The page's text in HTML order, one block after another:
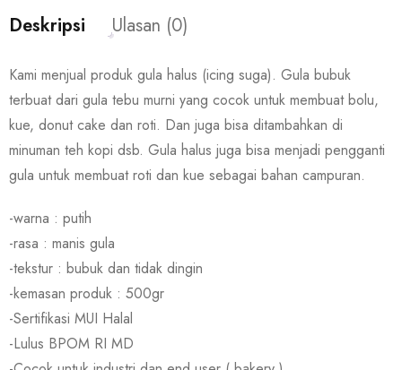
Deskripsi Ulasan (0)
Kami menjual produk gula halus (icing suga). Gula bubuk
terbuat dari gula tebu murni yang cocok untuk membuat bolu,
kue, donut cake dan roti. Dan juga bisa ditambahkan di
minuman teh kopi dsb. Gula halus juga bisa menjadi pengganti
gula untuk membuat roti dan kue sebagai bahan campuran.
-warna : putih
-rasa : manis gula
-tekstur : bubuk dan tidak dingin
-kemasan produk : 500gr
-Sertifikasi MUI Halal
-Lulus BPOM RI MD